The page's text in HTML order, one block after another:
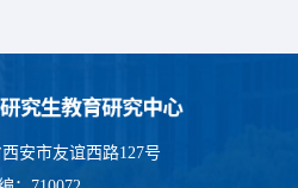
安市友谊西路127号